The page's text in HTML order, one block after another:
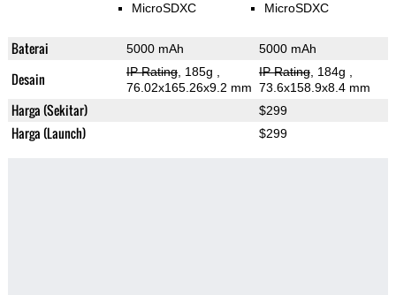
MicroSDXC MicroSDXC
Baterai 5000 mAh 5000 mAh
Desain IP Rating, 185g
76.02x165.26x9.2 mm
IP Rating, 184g
73.6x158.9x8.4 mm
Harga (Sekitar) $299
Harga (Launch) $299